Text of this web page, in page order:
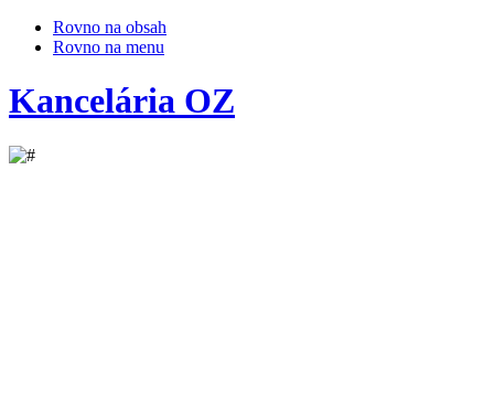
Rovno na obsah
Rovno na menu
Kancelária OZ